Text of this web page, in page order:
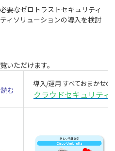
要なゼロトラストセキュリティ
ィソリューションの導入を検討
む
導入/運用 すべておまかせの
クラウドセキュリティ